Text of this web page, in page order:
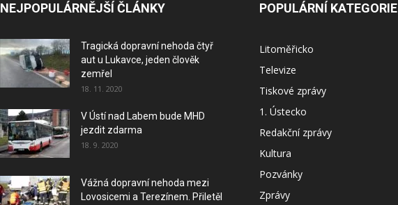
NEJPOPULÁRNĚJŠÍ ČLÁNKY
Tragická dopravní nehoda čtyř
aut u Lukavce, jeden člověk
zemřel
18. 11. 2020
V Ústí nad Labem bude MHD
jezdit zdarma
18. 9. 2020
Vážná dopravní nehoda mezi
Lovosicemi a Terezínem. Přiletěl
POPULÁRNÍ KATEGORIE
Litoměřicko
Televize
Tiskové zprávy
1. Ústecko
Redakční zprávy
Kultura
Pozvánky
Zprávy